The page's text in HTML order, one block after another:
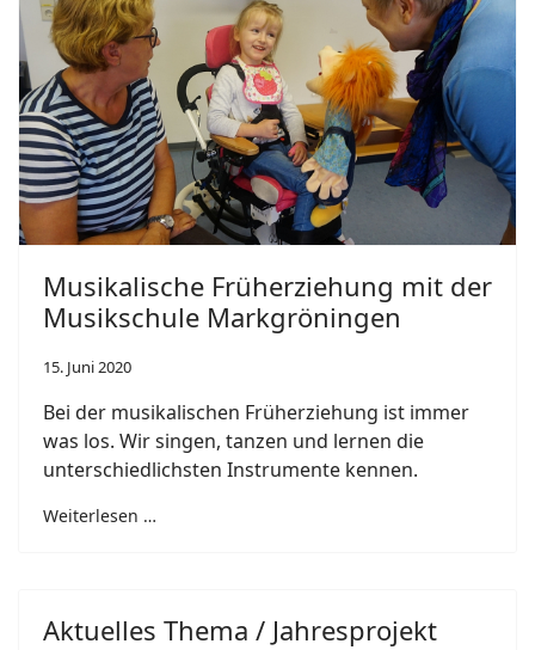
Musikalische Früherziehung mit der
Musikschule Markgröningen
15. Juni 2020
Bei der musikalischen Früherziehung ist immer
was los. Wir singen, tanzen und lernen die
unterschiedlichsten Instrumente kennen.
Weiterlesen …
Aktuelles Thema / Jahresprojekt